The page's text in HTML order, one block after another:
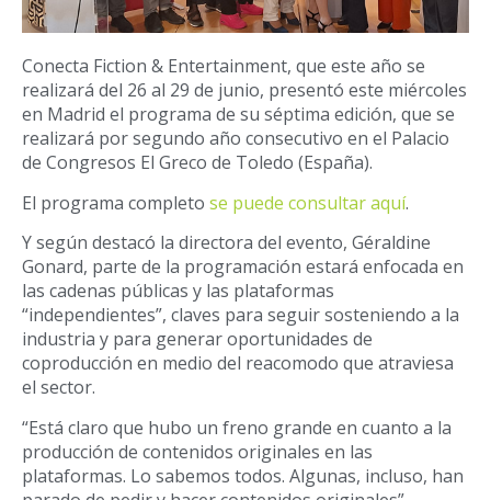
Conecta Fiction & Entertainment, que este año se
realizará del 26 al 29 de junio, presentó este miércoles
en Madrid el programa de su séptima edición, que se
realizará por segundo año consecutivo en el Palacio
de Congresos El Greco de Toledo (España).
El programa completo se puede consultar aquí.
Y según destacó la directora del evento, Géraldine
Gonard, parte de la programación estará enfocada en
las cadenas públicas y las plataformas
“independientes”, claves para seguir sosteniendo a la
industria y para generar oportunidades de
coproducción en medio del reacomodo que atraviesa
el sector.
“Está claro que hubo un freno grande en cuanto a la
producción de contenidos originales en las
plataformas. Lo sabemos todos. Algunas, incluso, han